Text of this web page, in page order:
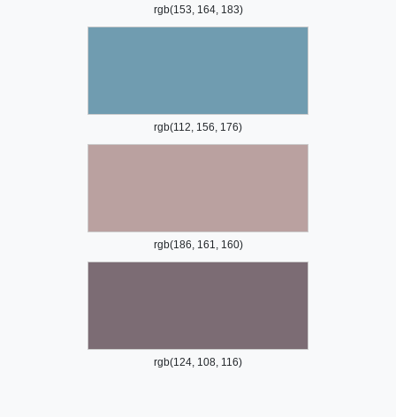
rgb(153, 164, 183)
rgb(112, 156, 176)
rgb(186, 161, 160)
rgb(124, 108, 116)